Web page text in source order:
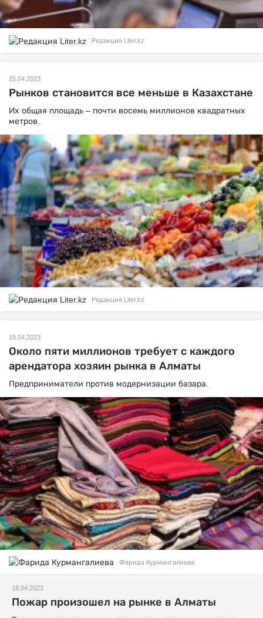
Редакция Liter.kz
25.04.2023
Рынков становится все меньше в Казахстане
Их общая площадь – почти восемь миллионов квадратных
метров.
Редакция Liter.kz
19.04.2023
Около пяти миллионов требует с каждого
арендатора хозяин рынка в Алматы
Предприниматели против модернизации базара.
Фарида Курмангалиева
18.04.2023
Пожар произошел на рынке в Алматы